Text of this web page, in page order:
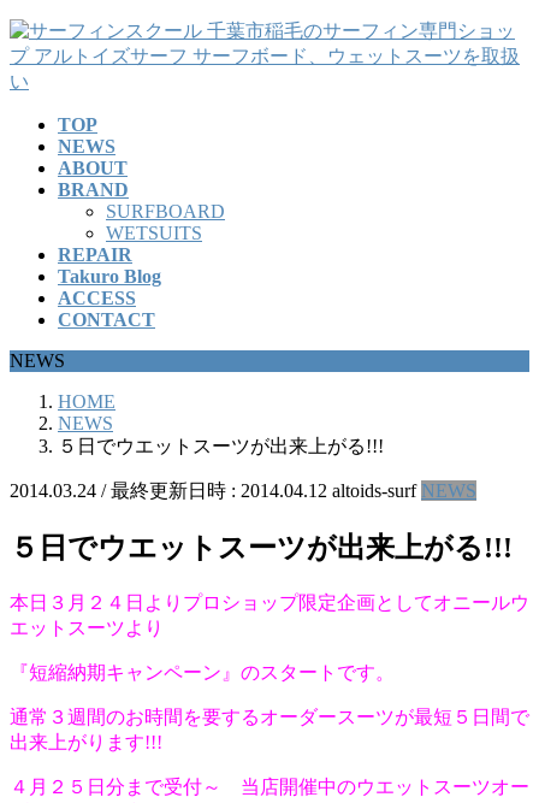
コ
ン
テ
ナ
ビ
ゲ
TOP
NEWS
ABOUT
BRAND
SURFBOARD
WETSUITS
REPAIR
Takuro Blog
ACCESS
CONTACT
NEWS
HOME
NEWS
５日でウエットスーツが出来上がる!!!
2014.03.24 / 最終更新日時 : 2014.04.12 altoids-surf NEWS
５日でウエットスーツが出来上がる!!!
本日３月２４日よりプロショップ限定企画としてオニールウ
エットスーツより
『短縮納期キャンペーン』のスタートです。
通常３週間のお時間を要するオーダースーツが最短５日間で
出来上がります!!!
４月２５日分まで受付～ 当店開催中のウエットスーツオー